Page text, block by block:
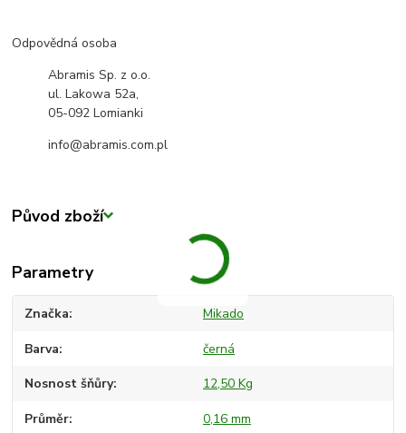
Odpovědná osoba
Abramis Sp. z o.o.
ul. Lakowa 52a,
05-092 Lomianki
info@abramis.com.pl
Původ zboží
Parametry
Značka Mikado
Barva černá
Nosnost šňůry 12,50 Kg
Průměr 0,16 mm